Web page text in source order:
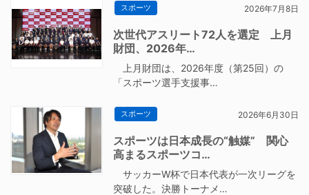
スポーツ 2026年7月8日
次世代アスリート72人を選定 上月
財団、2026年…
上月財団は、2026年度（第25回）の
「スポーツ選手支援事…
スポーツ 2026年6月30日
スポーツは日本成長の“触媒” 関心
高まるスポーツコ…
サッカーW杯で日本代表が一次リーグを
突破した。決勝トーナメ…